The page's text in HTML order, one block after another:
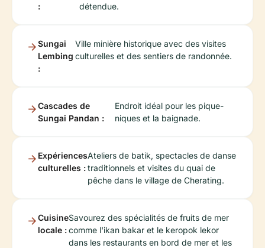
: détendue.
Sungai
Lembing
:
Ville minière historique avec des visites
culturelles et des sentiers de randonnée.
Cascades de
Sungai Pandan :
Endroit idéal pour les pique-
niques et la baignade.
Expériences
culturelles :
Ateliers de batik, spectacles de danse
traditionnels et visites du quai de
pêche dans le village de Cherating.
Cuisine
locale :
Savourez des spécialités de fruits de mer
comme l'ikan bakar et le keropok lekor
dans les restaurants en bord de mer et les